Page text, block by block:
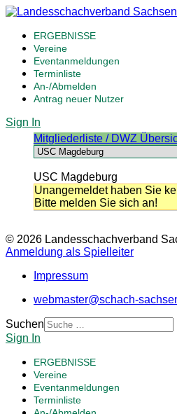
ERGEBNISSE
Vereine
Eventanmeldungen
Terminliste
An-/Abmelden
Antrag neuer Nutzer
Sign In
Mitgliederliste / DWZ
USC Magdeburg
Unangemeldet haben Sie
Bitte melden Sie sich an!
© 2026 Landesschachverband
Anmeldung als Spielleiter
Impressum
webmaster@schach-
Suchen
Sign In
ERGEBNISSE
Vereine
Eventanmeldungen
Terminliste